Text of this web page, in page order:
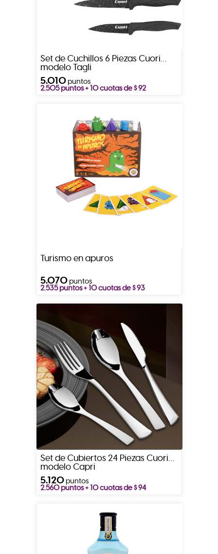
Set de Cuchillos 6 Piezas Cuori
modelo Tagli
5.010puntos
2.505 puntos + 10 cuotas de $ 92
Turismo en apuros
5.070puntos
2.535 puntos + 10 cuotas de $ 93
Set de Cubiertos 24 Piezas Cuori
modelo Capri
5.120puntos
2.560 puntos + 10 cuotas de $ 94